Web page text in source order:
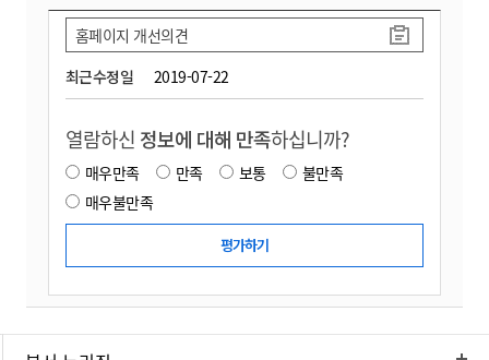
최근수정일 2019-07-22
홈페이지 개선의견
열람하신 정보에 대해 만족하십니까?
매우만족 만족 보통
불만족
매우불만족